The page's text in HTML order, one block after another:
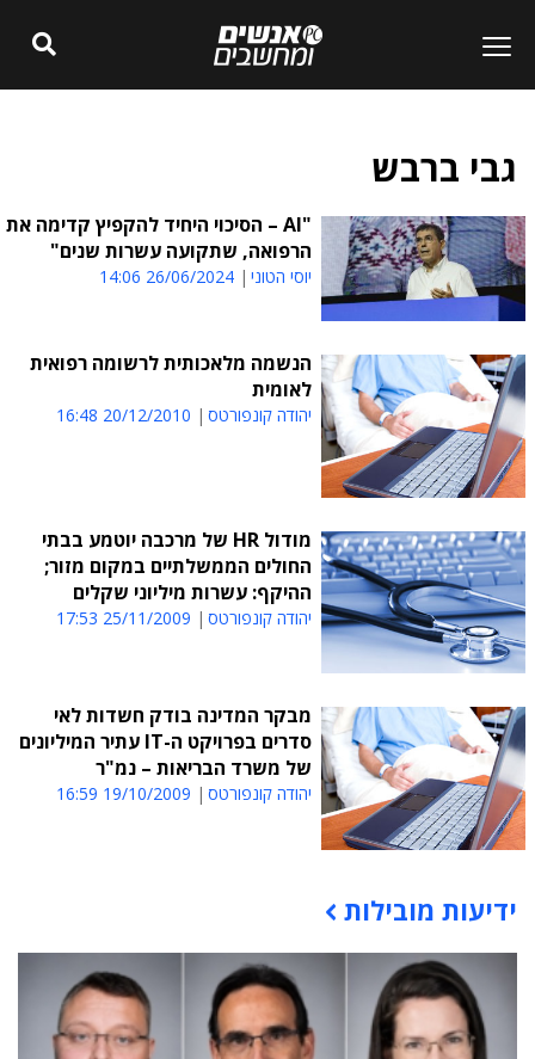
גבי ברבש
"AI – הסיכוי היחיד להקפיץ קדימה את
הרפואה, שתקועה עשרות שנים"
יוסי הטוני 26/06/2024 14:06
הנשמה מלאכותית לרשומה רפואית
לאומית
יהודה קונפורטס 20/12/2010 16:48
מודול HR של מרכבה יוטמע בבתי
החולים הממשלתיים במקום מזור;
ההיקף: עשרות מיליוני שקלים
יהודה קונפורטס 25/11/2009 17:53
מבקר המדינה בודק חשדות לאי
סדרים בפרויקט ה-IT עתיר המיליונים
של משרד הבריאות – נמ"ר
יהודה קונפורטס 19/10/2009 16:59
תוכן פרסומי
ידיעות מובילות